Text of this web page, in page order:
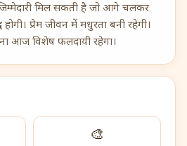
मिल सकती है जो आगे चलकर
प्रेम जीवन में मधुरता बनी रहेगी।
आज विशेष फलदायी रहेगा।
🎨